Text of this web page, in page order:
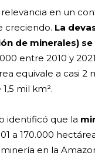
en un
creciendo. La
de minerales)
entre 2010 y
equivale a casi
mil km².
identificó que la
a 170.000
en la